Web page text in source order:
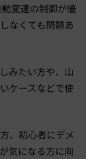
変速の制御が優
なくても問題あ
みたい方や、山
ケースなどで使
、初心者にデメ
気になる方に向